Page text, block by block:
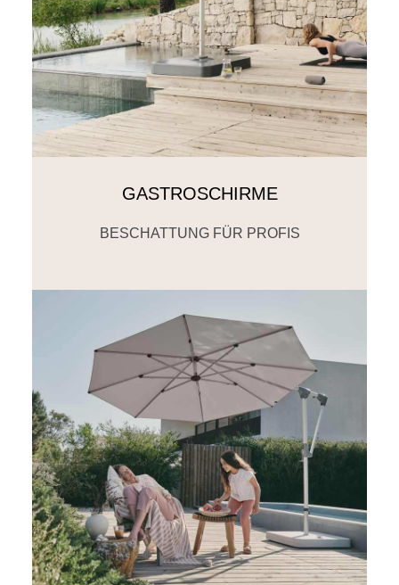
GASTROSCHIRME
BESCHATTUNG FÜR PROFIS